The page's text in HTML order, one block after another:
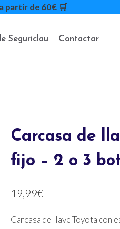
partir de 60€ 🛒
Seguriclau Contactar
Carcasa de
fijo – 2 o 3
19,99€
Carcasa de llave Toyota con